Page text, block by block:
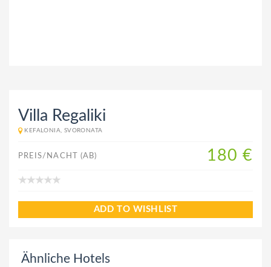
Villa Regaliki
KEFALONIA, SVORONATA
PREIS/NACHT (AB) 180 €
ADD TO WISHLIST
Ähnliche Hotels